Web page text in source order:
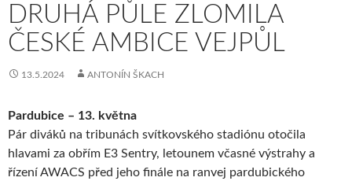
DRUHÁ PŮLE ZLOMILA
ČESKÉ AMBICE VEJPŮL
13.5.2024 ANTONÍN ŠKACH
Pardubice – 13. května
Pár diváků na tribunách svítkovského stadiónu otočila
hlavami za obřím E3 Sentry, letounem včasné výstrahy a
řízení AWACS před jeho finále na ranvej pardubického